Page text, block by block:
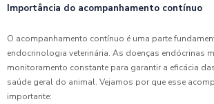
Importância do acompanhamento contínuo
O acompanhamento contínuo é uma parte
endocrinologia veterinária. As doenças endócrinas
monitoramento constante para garantir a eficácia
saúde geral do animal. Vejamos por que esse
importante: